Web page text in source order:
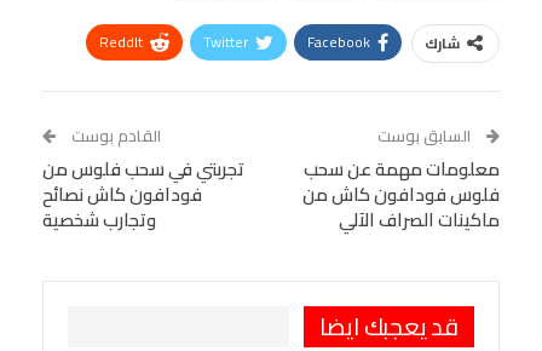
شارك Facebook
Twitter
ReddIt
Tumblr
البريد الإلكتروني
StumbleUpon
VK
Digg
LINE
Viber
السابق بوست
معلومات مهمة عن سحب
فلوس فودافون كاش من
ماكينات الصراف الآلي
القادم بوست
تجربتي في سحب فلوس من
فودافون كاش نصائح
وتجارب شخصية
قد يعجبك ايضا